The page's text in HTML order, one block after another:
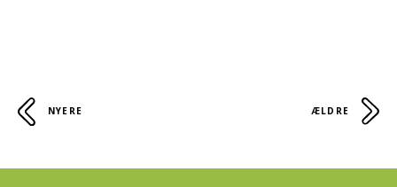
NYERE ÆLDRE